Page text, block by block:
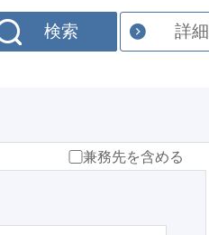
検索 詳細
兼務先を含める